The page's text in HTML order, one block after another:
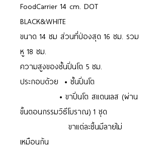
FoodCarrier 14 cm. DOT
BLACK&WHITE
ขนาด 14 ซม ส่วนที่ป่องสุด 16 ซม. รวม
หู 18 ซม.
ความสูงของชั้นปิ่นโต 5 ซม.
ประกอบด้วย • ชั้นปิ่นโต
• ขาปิ่นโต สแตนเลส (ผ่าน
ขั้นตอนกรรมวิธีโบราณ) 1 ชุด
ขาแต่ละชิ้นมีลายไม่
เหมือนกัน